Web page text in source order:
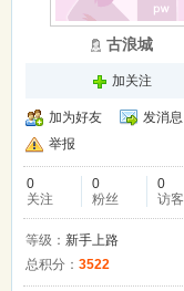
古浪城
加关注
加为好友
发消息
举报
0
关注
0
粉丝
0
访客
等级： 新手上路
总积分： 3522